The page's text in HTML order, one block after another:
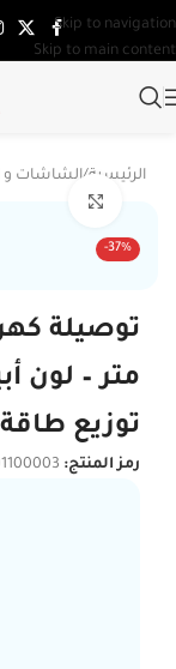
Skip to navigation
Skip to main content
الرئيسية/الشاشات و
-37%
توزيع
رمز المنتج: